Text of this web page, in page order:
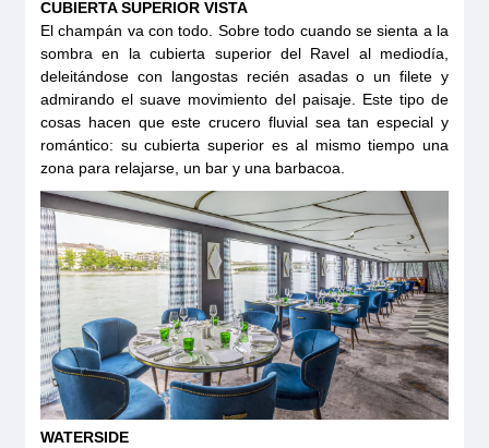
CUBIERTA SUPERIOR VISTA
El champán va con todo. Sobre todo cuando se sienta a la
sombra en la cubierta superior del Ravel al mediodía,
deleitándose con langostas recién asadas o un filete y
admirando el suave movimiento del paisaje. Este tipo de
cosas hacen que este crucero fluvial sea tan especial y
romántico: su cubierta superior es al mismo tiempo una
zona para relajarse, un bar y una barbacoa.
WATERSIDE